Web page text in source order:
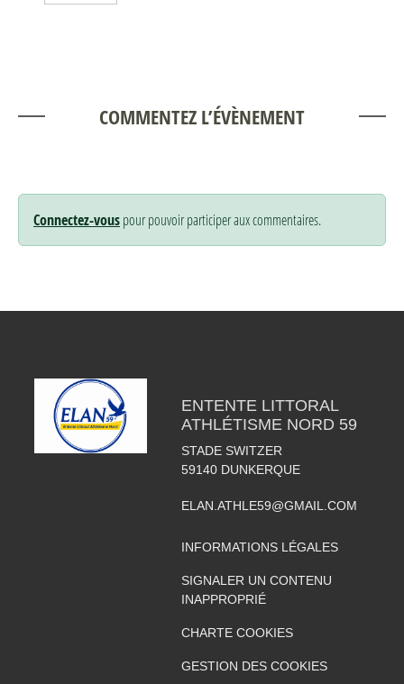
COMMENTEZ L’ÉVÈNEMENT
Connectez-vouspour pouvoir participer aux commentaires.
ENTENTE LITTORAL
ATHLÉTISME NORD 59
STADE SWITZER
59140 DUNKERQUE
ELAN.ATHLE59@GMAIL.COM
INFORMATIONS LÉGALES
SIGNALER UN CONTENU
INAPPROPRIÉ
CHARTE COOKIES
GESTION DES COOKIES